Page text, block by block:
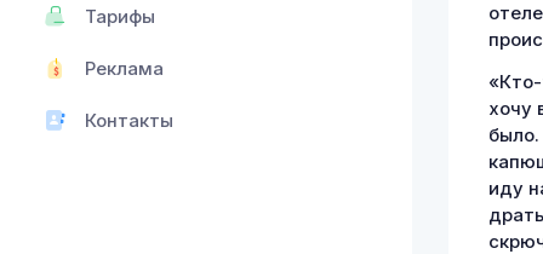
Тарифы
Реклама
Контакты
хочу
иду